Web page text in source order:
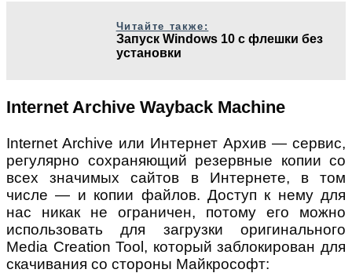
Читайте также:
Запуск Windows 10 с флешки без
установки
Internet Archive Wayback Machine
Internet Archive или Интернет Архив — сервис,
регулярно сохраняющий резервные копии со
всех значимых сайтов в Интернете, в том
числе — и копии файлов. Доступ к нему для
нас никак не ограничен, потому его можно
использовать для загрузки оригинального
Media Creation Tool, который заблокирован для
скачивания со стороны Майкрософт: